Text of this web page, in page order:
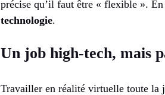
précise qu’il faut être « flexible ». En
technologie.
Un job high-tech, mais
Travailler en réalité virtuelle toute la